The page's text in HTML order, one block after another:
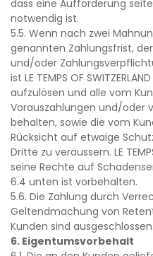
dass eine Aufforderung
notwendig ist.
5.5. Wenn nach zwei
genannten Zahlungsfrist,
und/oder
ist LE TEMPS OF
aufzulösen und alle vom
Vorauszahlungen und/oder
behalten, sowie die vom
Rücksicht auf etwaige
Dritte zu veräussern. LE
seine Rechte auf
6.4 unten ist vorbehalten.
5.6. Die Zahlung durch
Geltendmachung von
Kunden sind ausgeschlossen.
6. Eigentumsvorbehalt